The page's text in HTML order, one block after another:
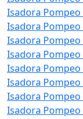
Isadora Pompeo
Isadora Pompeo
Isadora Pompeo
Isadora Pompeo
Isadora Pompeo
Isadora Pompeo
Isadora
Isadora Pompeo